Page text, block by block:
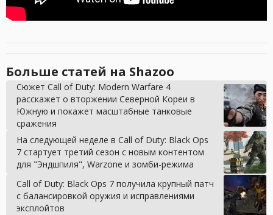
Больше статей на Shazoo
Сюжет Call of Duty: Modern Warfare 4
расскажет о вторжении Северной Кореи в
Южную и покажет масштабные танковые
сражения
На следующей неделе в Call of Duty: Black Ops
7 стартует третий сезон с новым контентом
для "Эндшпиля", Warzone и зомби-режима
Call of Duty: Black Ops 7 получила крупный патч
с балансировкой оружия и исправлениями
эксплойтов